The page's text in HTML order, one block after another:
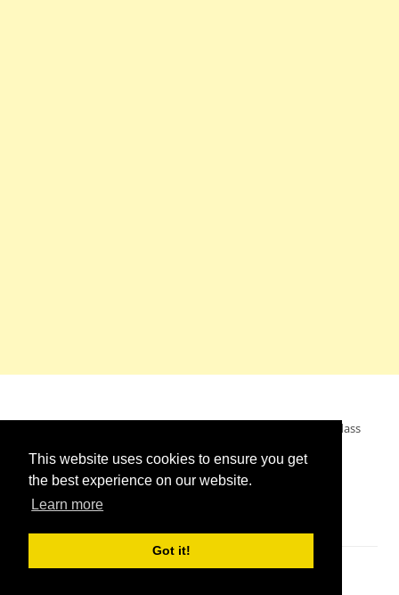
This website uses cookies to ensure you get
the best experience on our website.
Learn more
Got it!
Mein Wunsch: dass alle Menschen ohne Krieg leben dürfen, dass
alle Menschen den Krieg verurteilen und sich von den
Kriegstreibern abwenden. Das wünsche ich mir.